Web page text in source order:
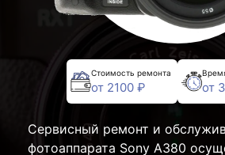
Стоимость ремонта
от 2100 ₽ от
Сервисный ремонт и
фотоаппарата Sony A380